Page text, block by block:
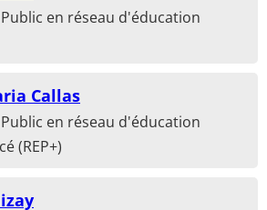
en réseau d'éducation
Callas
en réseau d'éducation
(REP+)